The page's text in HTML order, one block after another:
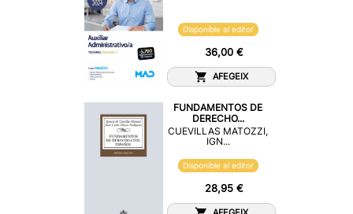
Disponible al editor
36,00 €
AFEGEIX
FUNDAMENTOS DE
DERECHO...
CUEVILLAS MATOZZI,
IGN...
Disponible al editor
28,95 €